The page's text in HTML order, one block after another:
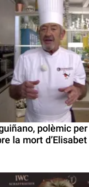
polèmic
la mort d’Elisabet